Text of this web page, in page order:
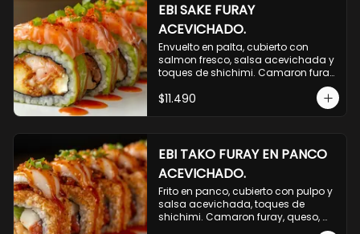
EBI SAKE FURAY
ACEVICHADO.
Envuelto en palta, cubierto con
salmon fresco, salsa acevichada y
toques de shichimi. Camaron furay,
$11.490
EBI TAKO FURAY EN PANCO
ACEVICHADO.
Frito en panco, cubierto con pulpo y
salsa acevichada, toques de
shichimi. Camaron furay, queso,